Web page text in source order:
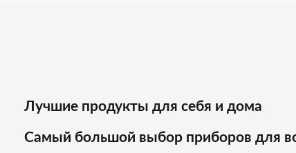
Лучшие продукты для себя и дома
Самый большой выбор приборов для